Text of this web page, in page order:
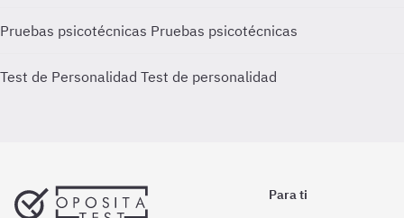
Pruebas psicotécnicas Pruebas psicotécnicas
Test de Personalidad Test de personalidad
Para ti